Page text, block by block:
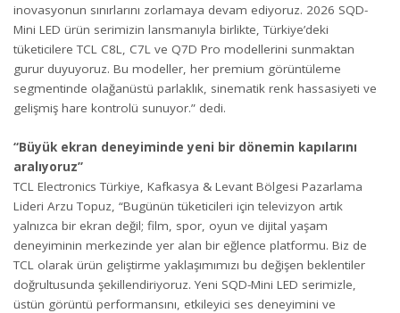
inovasyonun sınırlarını zorlamaya devam ediyoruz. 2026 SQD-
Mini LED ürün serimizin lansmanıyla birlikte, Türkiye’deki
tüketicilere TCL C8L, C7L ve Q7D Pro modellerini sunmaktan
gurur duyuyoruz. Bu modeller, her premium görüntüleme
segmentinde olağanüstü parlaklık, sinematik renk hassasiyeti ve
gelişmiş hare kontrolü sunuyor.” dedi.
“Büyük ekran deneyiminde yeni bir dönemin kapılarını
aralıyoruz”
TCL Electronics Türkiye, Kafkasya & Levant Bölgesi Pazarlama
Lideri Arzu Topuz, “Bugünün tüketicileri için televizyon artık
yalnızca bir ekran değil; film, spor, oyun ve dijital yaşam
deneyiminin merkezinde yer alan bir eğlence platformu. Biz de
TCL olarak ürün geliştirme yaklaşımımızı bu değişen beklentiler
doğrultusunda şekillendiriyoruz. Yeni SQD-Mini LED serimizle,
üstün görüntü performansını, etkileyici ses deneyimini ve